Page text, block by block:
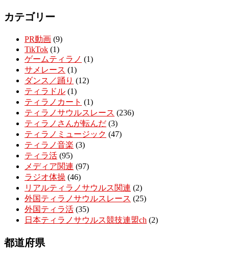
カテゴリー
PR動画 (9)
TikTok (1)
ゲームティラノ (1)
サメレース (1)
ダンス／踊り (12)
ティラドル (1)
ティラノカート (1)
ティラノサウルスレース (236)
ティラノさんが転んだ (3)
ティラノミュージック (47)
ティラノ音楽 (3)
ティラ活 (95)
メディア関連 (97)
ラジオ体操 (46)
リアルティラノサウルス関連 (2)
外国ティラノサウルスレース (25)
外国ティラ活 (35)
日本ティラノサウルス競技連盟ch (2)
都道府県